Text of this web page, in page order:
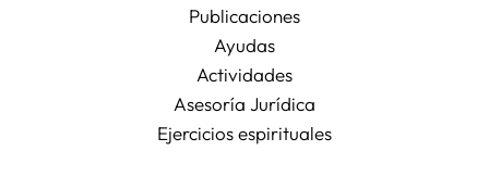
Publicaciones
Ayudas
Actividades
Asesoría Jurídica
Ejercicios espirituales